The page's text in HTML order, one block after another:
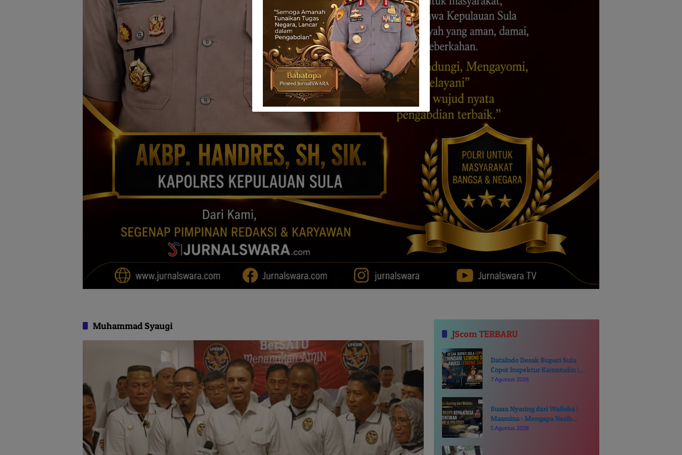
Muhammad Syaugi
JScom TERBARU
DataIndo Desak Bupati Sula
Copot Inspektur Kamarudin |
Hindari ‘Lemong Suanggi Awasi
7 Agustus 2026
Suara Nyaring dari Wailoba |
Masmina : Mengapa Nasib
Kades Desa Ditentukan di Meja
5 Agustus 2026